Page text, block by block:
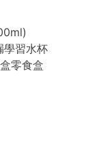
學習水杯
零食盒